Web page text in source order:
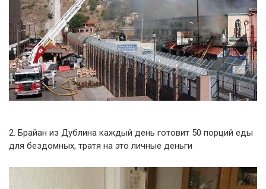
2. Брайан из Дублина каждый день готовит 50 порций еды
для бездомных, тратя на это личные деньги